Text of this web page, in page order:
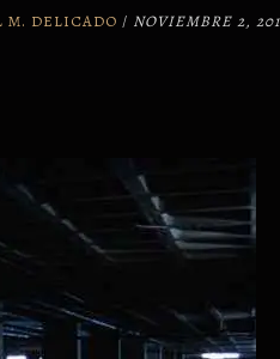
M. DELICADO / NOVIEMBRE 2,